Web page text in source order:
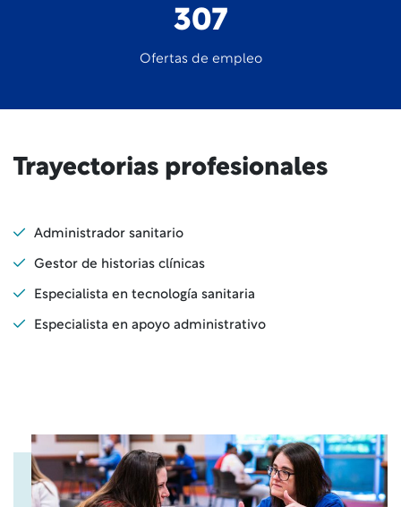
307
Ofertas de empleo
Trayectorias profesionales
Administrador sanitario
Gestor de historias clínicas
Especialista en tecnología sanitaria
Especialista en apoyo administrativo